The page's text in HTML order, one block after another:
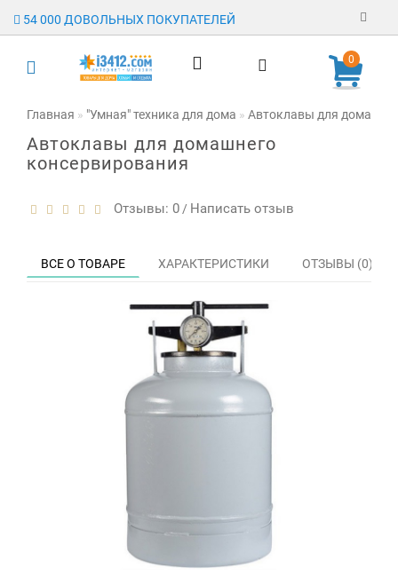
54 000 ДОВОЛЬНЫХ ПОКУПАТЕЛЕЙ
Регистрация
Оплата
0
Главная "Умная" техника для дома Автоклавы для
Автоклавы для домашнего
консервирования
Отзывы: 0 / Написать отзыв
ВСЕ О ТОВАРЕ ХАРАКТЕРИСТИКИ ОТЗЫВЫ (0)